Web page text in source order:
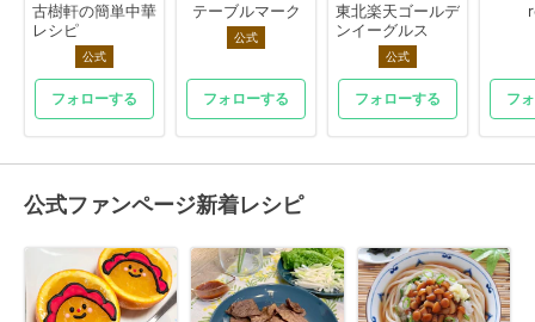
古樹軒の簡単中華
レシピ
公式
フォローする
テーブルマーク
公式
フォローする
東北楽天ゴールデ
ンイーグルス
公式
フォローする フ
公式ファンページ新着レシピ